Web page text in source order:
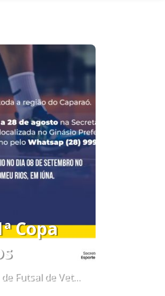
Copa
Estão abertas as inscrições para a 1ª Copa Iúna de Futsal de Veteranos, uma competição voltada exclusivamente para atletas com mais de 45 anos. Podem participar atletas de toda a região do Caparaó. As inscrições já estão abertas e seguem até o dia 28 de agosto e devem ser realizadas na Secretaria de Esporte e Lazer de Iúna, situada no Ginásio Prefeito Romeu Rios, ou pelo WhatsApp, através do número (28) 99976-6448. Os jogos terão início no dia 08 de setembro no Ginásio Prefeito Romeu Rios, em Iúna. Setor de Comunicação Institucional comunicacao@iuna.es.gov.br